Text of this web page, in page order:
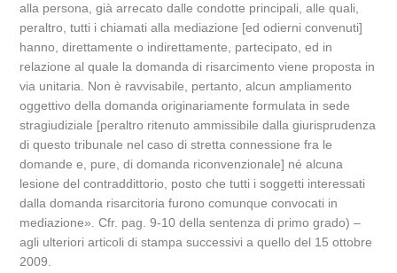
alla persona, già arrecato dalle condotte principali, alle quali,
peraltro, tutti i chiamati alla mediazione [ed odierni convenuti]
hanno, direttamente o indirettamente, partecipato, ed in
relazione al quale la domanda di risarcimento viene proposta in
via unitaria. Non è ravvisabile, pertanto, alcun ampliamento
oggettivo della domanda originariamente formulata in sede
stragiudiziale [peraltro ritenuto ammissibile dalla giurisprudenza
di questo tribunale nel caso di stretta connessione fra le
domande e, pure, di domanda riconvenzionale] né alcuna
lesione del contraddittorio, posto che tutti i soggetti interessati
dalla domanda risarcitoria furono comunque convocati in
mediazione». Cfr. pag. 9-10 della sentenza di primo grado) –
agli ulteriori articoli di stampa successivi a quello del 15 ottobre
2009.